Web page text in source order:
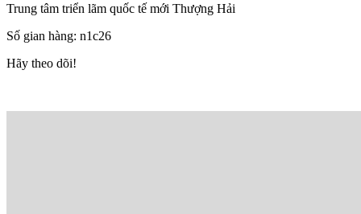
Trung tâm triển lãm quốc tế mới Thượng Hải
Số gian hàng: n1c26
Hãy theo dõi!